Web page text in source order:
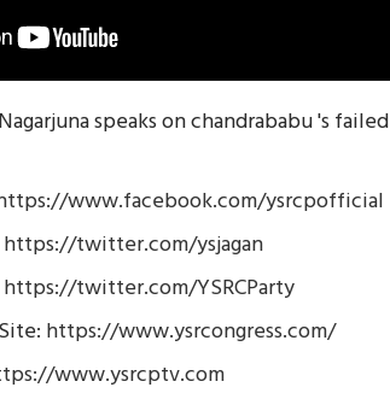
speaks on chandrababu 's
www.facebook.com/ysrcpofficial
https://twitter.com/ysjagan
https://twitter.com/YSRCParty
https://www.ysrcongress.com/
www.ysrcptv.com